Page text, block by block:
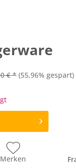
€ * (55,96% gespart)
Merken